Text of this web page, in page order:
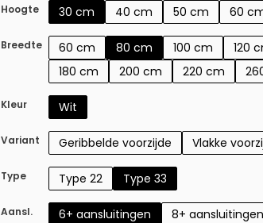
Hoogte
30 cm 40 cm 50 cm 60
Breedte 60 cm 80 cm 100 cm 120
180 cm
200 cm 220 cm
Kleur Wit
Variant Geribbelde voorzijde Vlakke
Type Type 22 Type 33
Aansl. 6+ aansluitingen
8+ aansluitingen